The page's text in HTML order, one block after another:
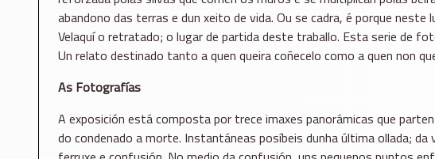
abandono das terras e dun xeito de vida. Ou se cadra, é porque
Velaquí o retratado; o lugar de partida deste traballo. Esta serie de
Un relato destinado tanto a quen queira coñecelo como a quen non
As Fotografías
A exposición está composta por trece imaxes panorámicas que
do condenado a morte. Instantáneas posíbeis dunha última ollada;